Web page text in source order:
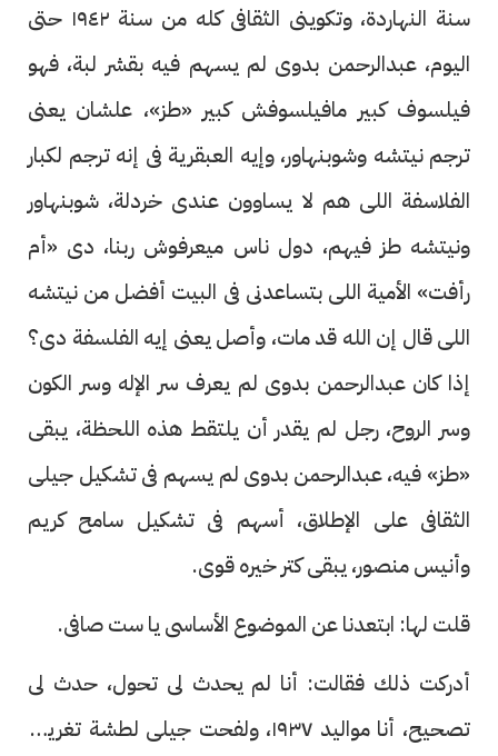
سنة النهاردة، وتكوينى الثقافى كله من سنة ١٩٤٢ حتى
اليوم، عبدالرحمن بدوى لم يسهم فيه بقشر لبة، فهو
فيلسوف كبير مافيلسوفش كبير «طز»، علشان يعنى
ترجم نيتشه وشوبنهاور، وإيه العبقرية فى إنه ترجم لكبار
الفلاسفة اللى هم لا يساوون عندى خردلة، شوبنهاور
ونيتشه طز فيهم، دول ناس ميعرفوش ربنا، دى «أم
رأفت» الأمية اللى بتساعدنى فى البيت أفضل من نيتشه
اللى قال إن الله قد مات، وأصل يعنى إيه الفلسفة دى؟
إذا كان عبدالرحمن بدوى لم يعرف سر الإله وسر الكون
وسر الروح، رجل لم يقدر أن يلتقط هذه اللحظة، يبقى
«طز» فيه، عبدالرحمن بدوى لم يسهم فى تشكيل جيلى
الثقافى على الإطلاق، أسهم فى تشكيل سامح كريم
وأنيس منصور، يبقى كتر خيره قوى.
قلت لها: ابتعدنا عن الموضوع الأساسى يا ست صافى.
أدركت ذلك فقالت: أنا لم يحدث لى تحول، حدث لى
تصحيح، أنا مواليد ١٩٣٧، ولفحت جيلى لطشة تغريب